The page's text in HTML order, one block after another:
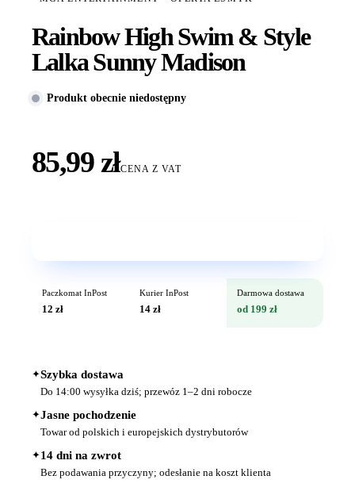
Rainbow High Swim & Style
Lalka Sunny Madison
Produkt obecnie niedostępny
85,99 złCENA Z VAT
Paczkomat InPost
12 zł
Kurier InPost
14 zł
Darmowa dostawa
od 199 zł
✦Szybka dostawa
Do 14:00 wysyłka dziś; przewóz 1–2 dni robocze
✦Jasne pochodzenie
Towar od polskich i europejskich dystrybutorów
✦14 dni na zwrot
Bez podawania przyczyny; odesłanie na koszt klienta